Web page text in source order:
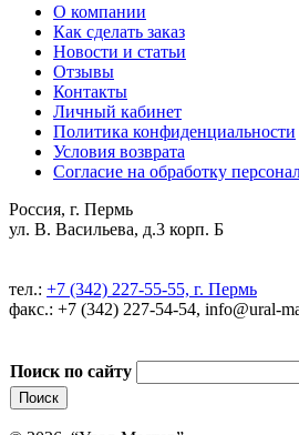
О компании
Как сделать заказ
Новости и статьи
Отзывы
Контакты
Личный кабинет
Политика конфиденциальности
Условия возврата
Согласие на обработку
Россия, г. Пермь
ул. В. Васильева, д.3 корп. Б
тел.: +7 (342) 227-55-55, г. Пермь
факс.: +7 (342) 227-54-54, info@ural-
Поиск по сайту